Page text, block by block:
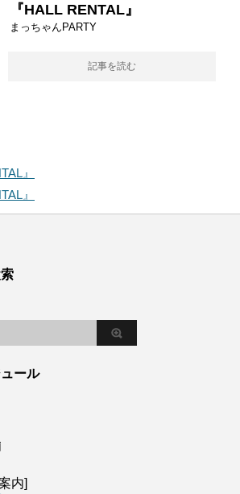
『HALL RENTAL』
まっちゃんPARTY
記事を読む
』
』
ール
内]